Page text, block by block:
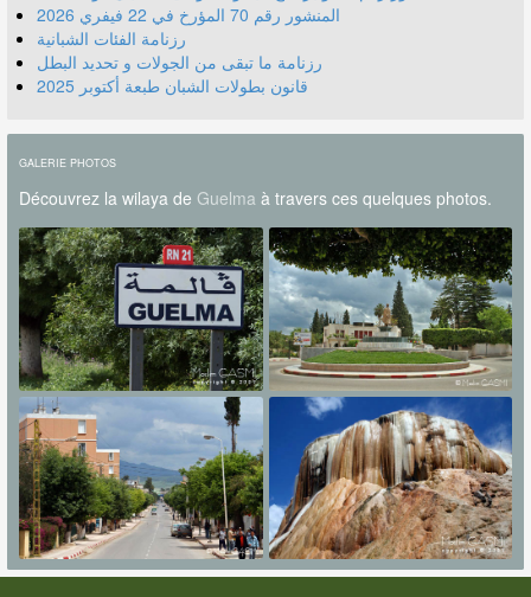
المنشور رقم 70 المؤرخ في 22 فيفري 2026
رزنامة الفئات الشبانية
رزنامة ما تبقى من الجولات و تحديد البطل
قانون بطولات الشبان طبعة أكتوبر 2025
GALERIE PHOTOS
Découvrez la wilaya de Guelmaà travers ces quelques photos.